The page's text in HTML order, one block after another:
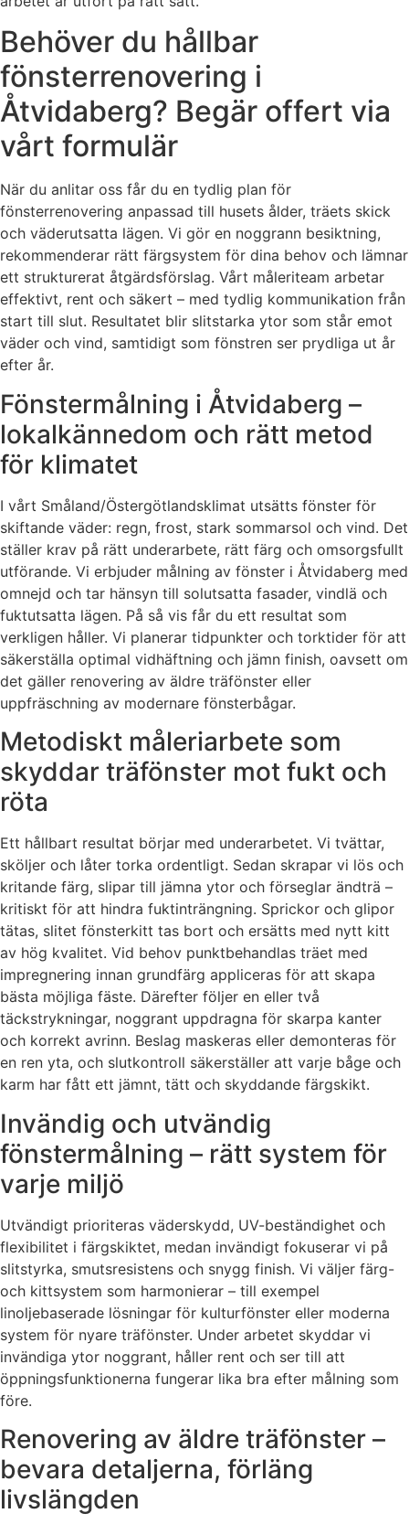
Behöver du hållbar
fönsterrenovering i
Åtvidaberg? Begär offert via
vårt formulär
När du anlitar oss får du en tydlig plan för
fönsterrenovering anpassad till husets ålder, träets skick
och väderutsatta lägen. Vi gör en noggrann besiktning,
rekommenderar rätt färgsystem för dina behov och lämnar
ett strukturerat åtgärdsförslag. Vårt måleriteam arbetar
effektivt, rent och säkert – med tydlig kommunikation från
start till slut. Resultatet blir slitstarka ytor som står emot
väder och vind, samtidigt som fönstren ser prydliga ut år
efter år.
Fönstermålning i Åtvidaberg –
lokalkännedom och rätt metod
för klimatet
I vårt Småland/Östergötlandsklimat utsätts fönster för
skiftande väder: regn, frost, stark sommarsol och vind. Det
ställer krav på rätt underarbete, rätt färg och omsorgsfullt
utförande. Vi erbjuder målning av fönster i Åtvidaberg med
omnejd och tar hänsyn till solutsatta fasader, vindlä och
fuktutsatta lägen. På så vis får du ett resultat som
verkligen håller. Vi planerar tidpunkter och torktider för att
säkerställa optimal vidhäftning och jämn finish, oavsett om
det gäller renovering av äldre träfönster eller
uppfräschning av modernare fönsterbågar.
Metodiskt måleriarbete som
skyddar träfönster mot fukt och
röta
Ett hållbart resultat börjar med underarbetet. Vi tvättar,
sköljer och låter torka ordentligt. Sedan skrapar vi lös och
kritande färg, slipar till jämna ytor och förseglar ändträ –
kritiskt för att hindra fuktinträngning. Sprickor och glipor
tätas, slitet fönsterkitt tas bort och ersätts med nytt kitt
av hög kvalitet. Vid behov punktbehandlas träet med
impregnering innan grundfärg appliceras för att skapa
bästa möjliga fäste. Därefter följer en eller två
täckstrykningar, noggrant uppdragna för skarpa kanter
och korrekt avrinn. Beslag maskeras eller demonteras för
en ren yta, och slutkontroll säkerställer att varje båge och
karm har fått ett jämnt, tätt och skyddande färgskikt.
Invändig och utvändig
fönstermålning – rätt system för
varje miljö
Utvändigt prioriteras väderskydd, UV-beständighet och
flexibilitet i färgskiktet, medan invändigt fokuserar vi på
slitstyrka, smutsresistens och snygg finish. Vi väljer färg-
och kittsystem som harmonierar – till exempel
linoljebaserade lösningar för kulturfönster eller moderna
system för nyare träfönster. Under arbetet skyddar vi
invändiga ytor noggrant, håller rent och ser till att
öppningsfunktionerna fungerar lika bra efter målning som
före.
Renovering av äldre träfönster –
bevara detaljerna, förläng
livslängden